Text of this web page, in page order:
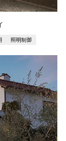
照明制御